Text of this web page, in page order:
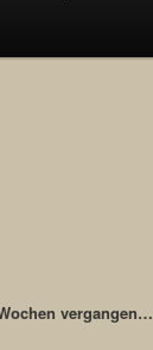
vergangen…